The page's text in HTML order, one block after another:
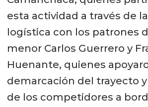
esta actividad a través de
logística con los patrones
menor Carlos Guerrero y
Huenante, quienes
demarcación del trayecto
de los competidores a